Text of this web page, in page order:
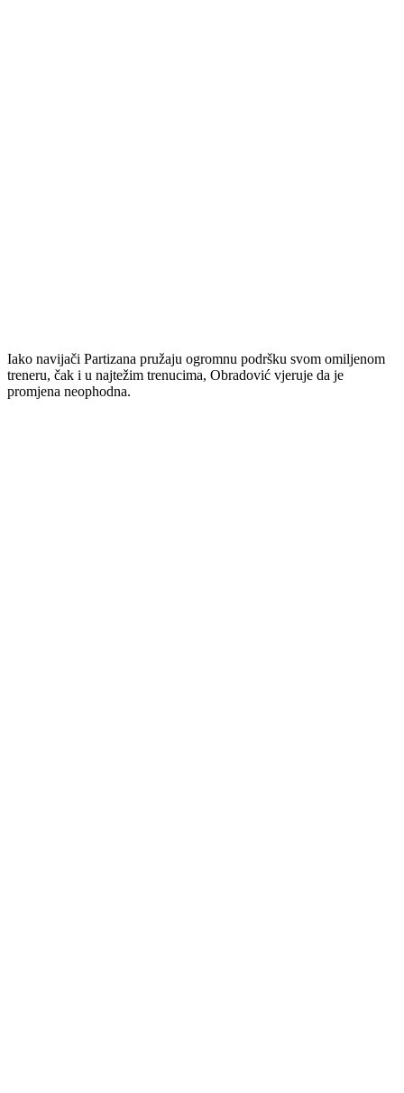
Iako navijači Partizana pružaju ogromnu podršku svom omiljenom
treneru, čak i u najtežim trenucima, Obradović vjeruje da je
promjena neophodna.